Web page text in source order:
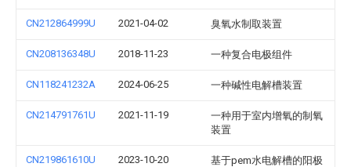
CN212864999U 2021-04-02 臭氧水制取装置
CN208136348U 2018-11-23 一种复合电极组件
CN118241232A 2024-06-25 一种碱性电解槽装置
CN214791761U 2021-11-19
一种用于室内增氧的制氧
装置
CN219861610U 2023-10-20
基于pem水电解槽的阳极